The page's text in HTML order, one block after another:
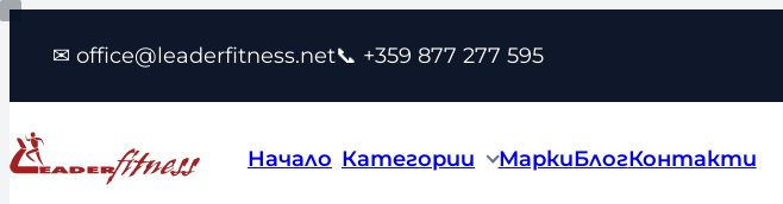
Към
съдържанието
✉ office@leaderfitness.net📞 +359 877 277 595
Начало Категории МаркиБлогКонтакти